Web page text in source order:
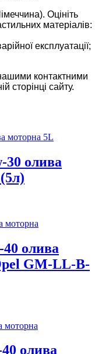
Оцініть
матеріалів:
експлуатації;
контактними
сторінці сайту.
30 олива
40 олива
GM-LL-B-
олива